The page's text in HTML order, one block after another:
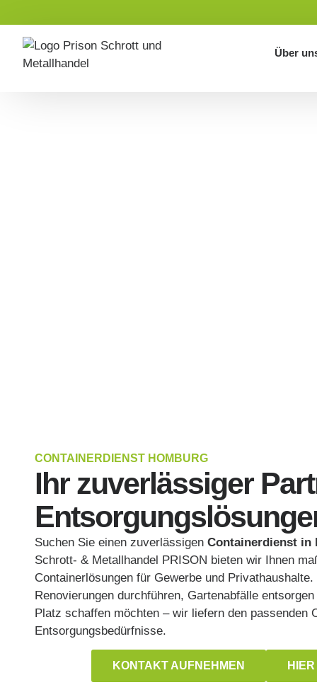
Über
CONTAINERDIENST HOMBURG
Ihr zuverlässiger
Suchen Sie einen zuverlässigen Containerdienst in
Schrott- & Metallhandel PRISON bieten wir Ihnen
Containerlösungen für Gewerbe und
Renovierungen durchführen, Gartenabfälle
Platz schaffen möchten – wir liefern den passenden
Entsorgungsbedürfnisse.
KONTAKT AUFNEHMEN